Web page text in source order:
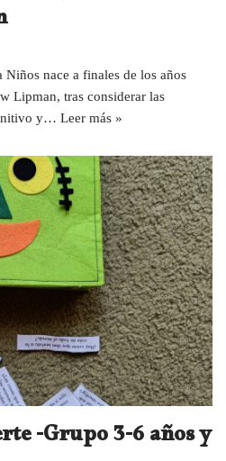
nace a finales de los años
Lipman, tras considerar las
y… Leer más »
-Grupo 3-6 años y